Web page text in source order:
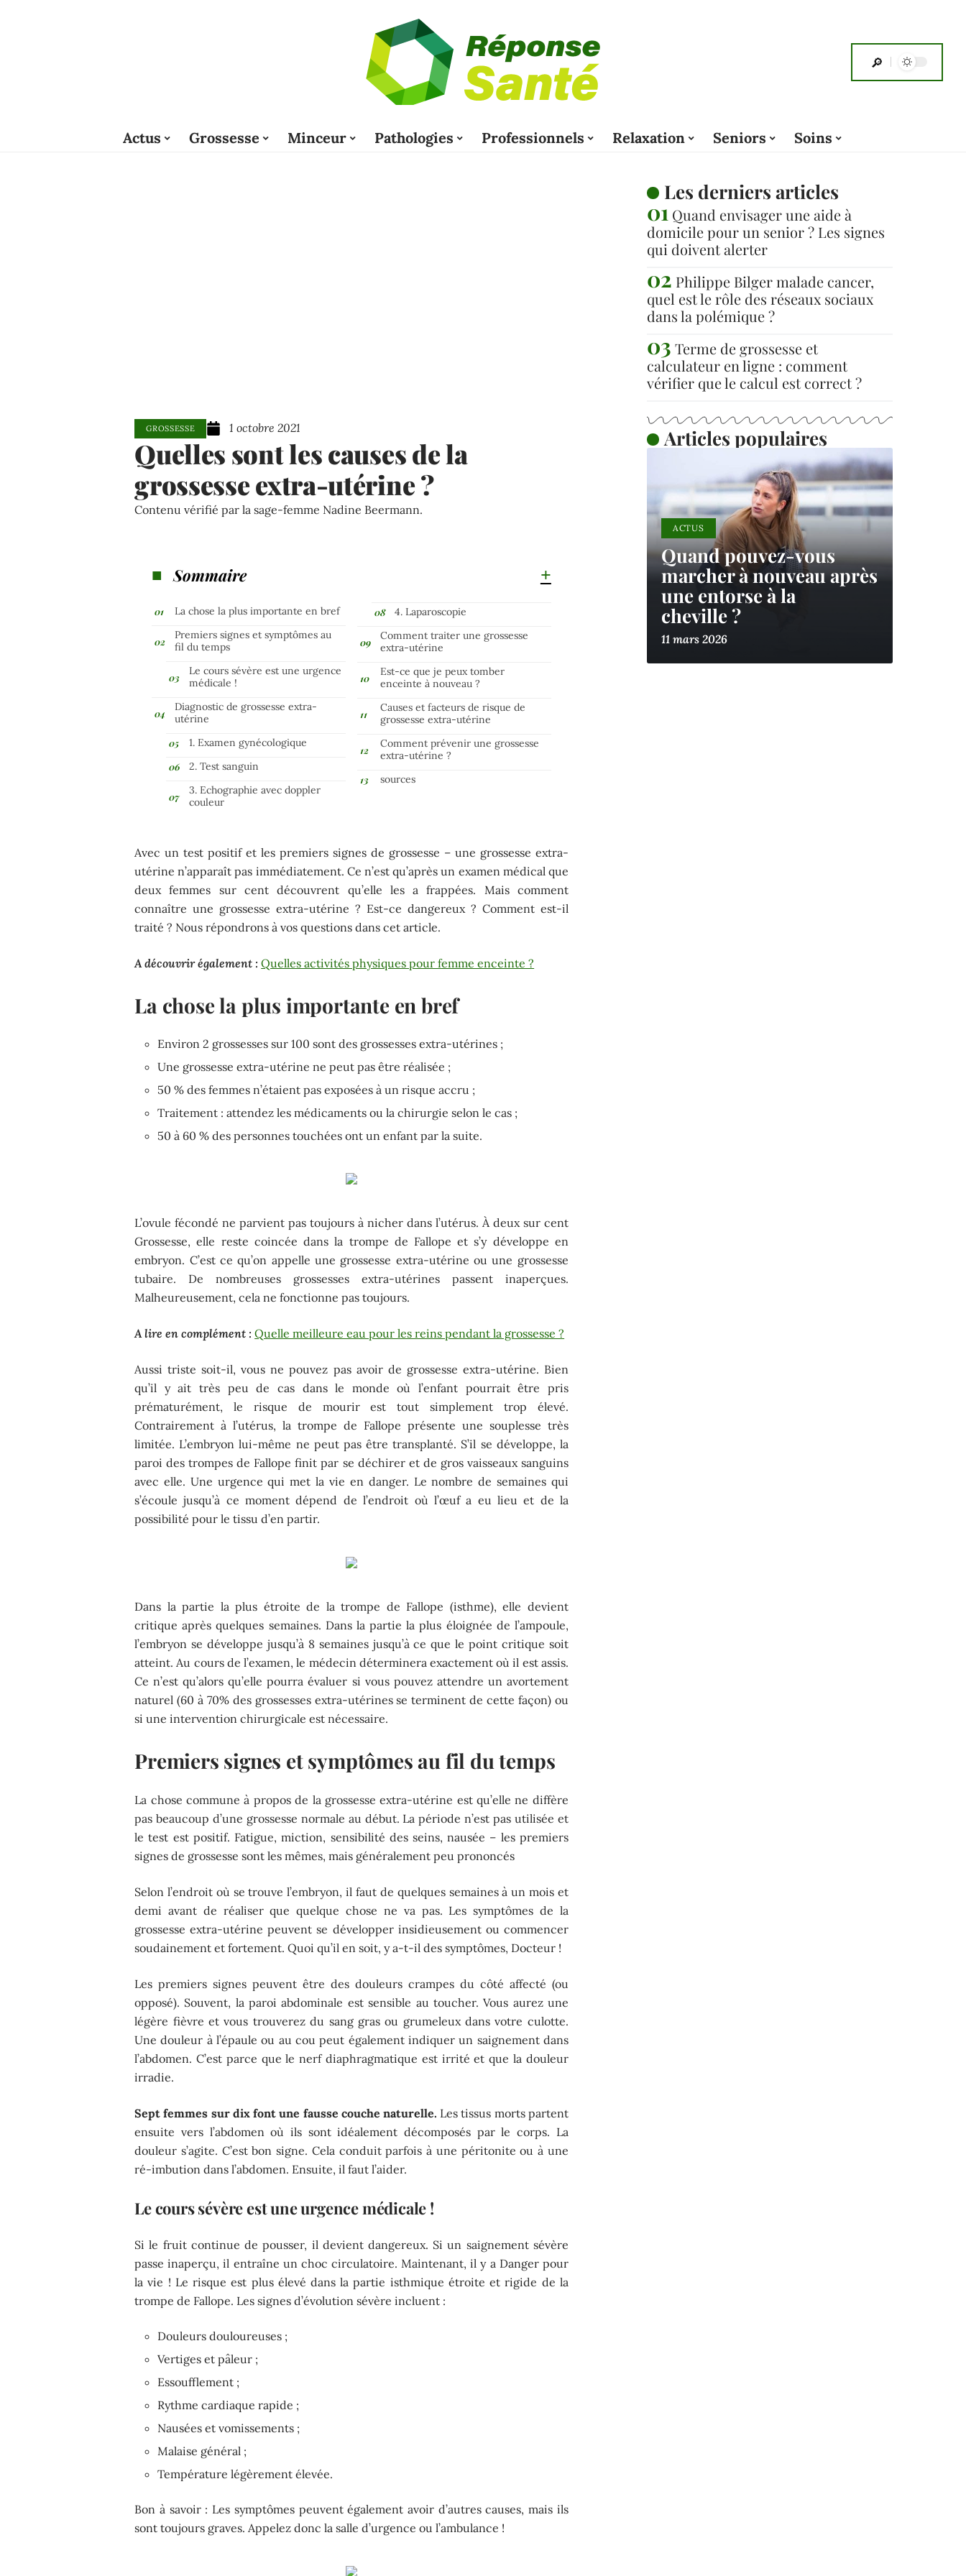
Actus Grossesse Minceur Pathologies Professionnels Relaxation Seniors Soins
GROSSESSE 1 octobre 2021
Quelles sont les causes de la
grossesse extra-utérine ?
Contenu vérifié par la sage-femme Nadine Beermann.
Sommaire
La chose la plus importante en bref
Premiers signes et symptômes au
fil du temps
Le cours sévère est une urgence
médicale !
Diagnostic de grossesse extra-
utérine
1. Examen gynécologique
2. Test sanguin
3. Echographie avec doppler
couleur
4. Laparoscopie
Comment traiter une grossesse
extra-utérine
Est-ce que je peux tomber
enceinte à nouveau ?
Causes et facteurs de risque de
grossesse extra-utérine
Comment prévenir une grossesse
extra-utérine ?
sources
Avec un test positif et les premiers signes de grossesse – une grossesse extra-
utérine n’apparaît pas immédiatement. Ce n’est qu’après un examen médical que
deux femmes sur cent découvrent qu’elle les a frappées. Mais comment
connaître une grossesse extra-utérine ? Est-ce dangereux ? Comment est-il
traité ? Nous répondrons à vos questions dans cet article.
A découvrir également : Quelles activités physiques pour femme enceinte ?
La chose la plus importante en bref
Environ 2 grossesses sur 100 sont des grossesses extra-utérines ;
Une grossesse extra-utérine ne peut pas être réalisée ;
50 % des femmes n’étaient pas exposées à un risque accru ;
Traitement : attendez les médicaments ou la chirurgie selon le cas ;
50 à 60 % des personnes touchées ont un enfant par la suite.
L’ovule fécondé ne parvient pas toujours à nicher dans l’utérus. À deux sur cent
Grossesse, elle reste coincée dans la trompe de Fallope et s’y développe en
embryon. C’est ce qu’on appelle une grossesse extra-utérine ou une grossesse
tubaire. De nombreuses grossesses extra-utérines passent inaperçues.
Malheureusement, cela ne fonctionne pas toujours.
A lire en complément : Quelle meilleure eau pour les reins pendant la grossesse ?
Aussi triste soit-il, vous ne pouvez pas avoir de grossesse extra-utérine. Bien
qu’il y ait très peu de cas dans le monde où l’enfant pourrait être pris
prématurément, le risque de mourir est tout simplement trop élevé.
Contrairement à l’utérus, la trompe de Fallope présente une souplesse très
limitée. L’embryon lui-même ne peut pas être transplanté. S’il se développe, la
paroi des trompes de Fallope finit par se déchirer et de gros vaisseaux sanguins
avec elle. Une urgence qui met la vie en danger. Le nombre de semaines qui
s’écoule jusqu’à ce moment dépend de l’endroit où l’œuf a eu lieu et de la
possibilité pour le tissu d’en partir.
Dans la partie la plus étroite de la trompe de Fallope (isthme), elle devient
critique après quelques semaines. Dans la partie la plus éloignée de l’ampoule,
l’embryon se développe jusqu’à 8 semaines jusqu’à ce que le point critique soit
atteint. Au cours de l’examen, le médecin déterminera exactement où il est assis.
Ce n’est qu’alors qu’elle pourra évaluer si vous pouvez attendre un avortement
naturel (60 à 70% des grossesses extra-utérines se terminent de cette façon) ou
si une intervention chirurgicale est nécessaire.
Premiers signes et symptômes au fil du temps
La chose commune à propos de la grossesse extra-utérine est qu’elle ne diffère
pas beaucoup d’une grossesse normale au début. La période n’est pas utilisée et
le test est positif. Fatigue, miction, sensibilité des seins, nausée – les premiers
signes de grossesse sont les mêmes, mais généralement peu prononcés
Selon l’endroit où se trouve l’embryon, il faut de quelques semaines à un mois et
demi avant de réaliser que quelque chose ne va pas. Les symptômes de la
grossesse extra-utérine peuvent se développer insidieusement ou commencer
soudainement et fortement. Quoi qu’il en soit, y a-t-il des symptômes, Docteur !
Les premiers signes peuvent être des douleurs crampes du côté affecté (ou
opposé). Souvent, la paroi abdominale est sensible au toucher. Vous aurez une
légère fièvre et vous trouverez du sang gras ou grumeleux dans votre culotte.
Une douleur à l’épaule ou au cou peut également indiquer un saignement dans
l’abdomen. C’est parce que le nerf diaphragmatique est irrité et que la douleur
irradie.
Sept femmes sur dix font une fausse couche naturelle. Les tissus morts partent
ensuite vers l’abdomen où ils sont idéalement décomposés par le corps. La
douleur s’agite. C’est bon signe. Cela conduit parfois à une péritonite ou à une
ré-imbution dans l’abdomen. Ensuite, il faut l’aider.
Le cours sévère est une urgence médicale !
Si le fruit continue de pousser, il devient dangereux. Si un saignement sévère
passe inaperçu, il entraîne un choc circulatoire. Maintenant, il y a Danger pour
la vie ! Le risque est plus élevé dans la partie isthmique étroite et rigide de la
trompe de Fallope. Les signes d’évolution sévère incluent :
Douleurs douloureuses ;
Vertiges et pâleur ;
Essoufflement ;
Rythme cardiaque rapide ;
Nausées et vomissements ;
Malaise général ;
Température légèrement élevée.
Bon à savoir : Les symptômes peuvent également avoir d’autres causes, mais ils
sont toujours graves. Appelez donc la salle d’urgence ou l’ambulance !
Les derniers articles
Quand envisager une aide à
domicile pour un senior ? Les signes
qui doivent alerter
Philippe Bilger malade cancer,
quel est le rôle des réseaux sociaux
dans la polémique ?
Terme de grossesse et
calculateur en ligne : comment
vérifier que le calcul est correct ?
Articles populaires
ACTUS
Quand pouvez-vous
marcher à nouveau après
une entorse à la
cheville ?
11 mars 2026